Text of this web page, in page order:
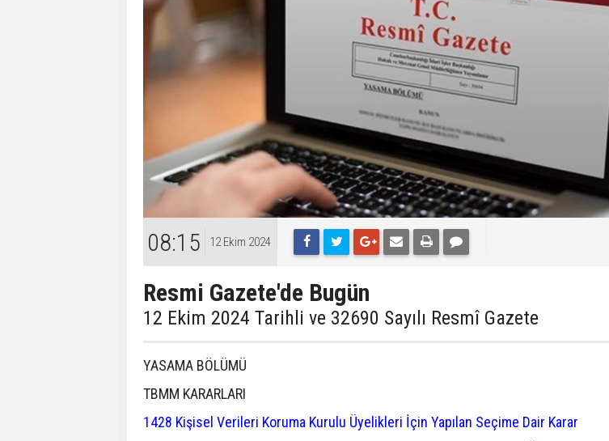
08:15 12 Ekim 2024
Resmi Gazete'de Bugün
12 Ekim 2024 Tarihli ve 32690 Sayılı Resmî Gazete
YASAMA BÖLÜMÜ
TBMM KARARLARI
1428 Kişisel Verileri Koruma Kurulu Üyelikleri İçin Yapılan Seçime Dair Karar